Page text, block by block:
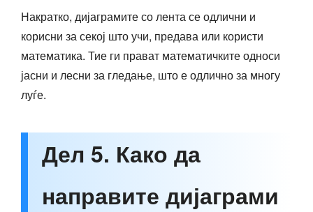
Накратко, дијаграмите со лента се одлични и
корисни за секој што учи, предава или користи
математика. Тие ги прават математичките односи
јасни и лесни за гледање, што е одлично за многу
луѓе.
Дел 5. Како да
направите дијаграми